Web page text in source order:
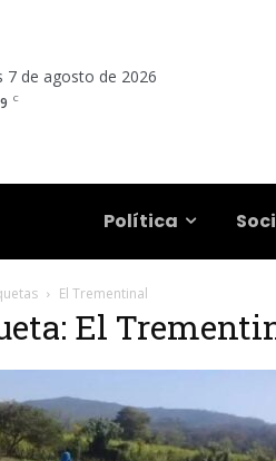
7 de agosto de 2026
C
Política
El Trementinal
El